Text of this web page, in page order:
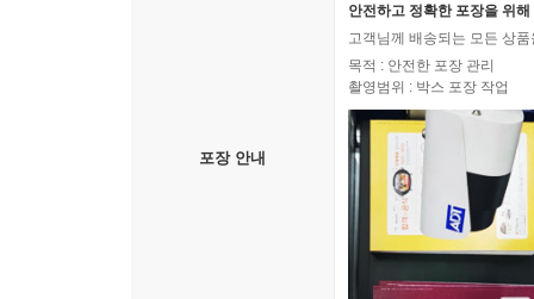
포장 안내
안전하고 정확한 포장을 위
고객님께 배송되는 모든 상
목적 : 안전한 포장 관리
촬영범위 : 박스 포장 작업